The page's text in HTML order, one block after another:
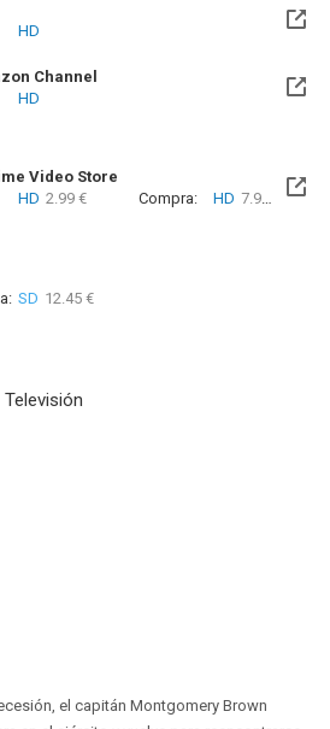
el Mié, 09 Ene 2041 (Quedan 14 años)
HD
Channel
HD
Video Store
HD 2.99 € Compra: HD 7.99 €
SD 12.45 €
el capitán Montgomery Brown